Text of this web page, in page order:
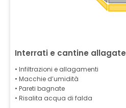
Interrati e cantine allagate
• Infiltrazioni e allagamenti
• Macchie d’umidità
• Pareti bagnate
• Risalita acqua di falda